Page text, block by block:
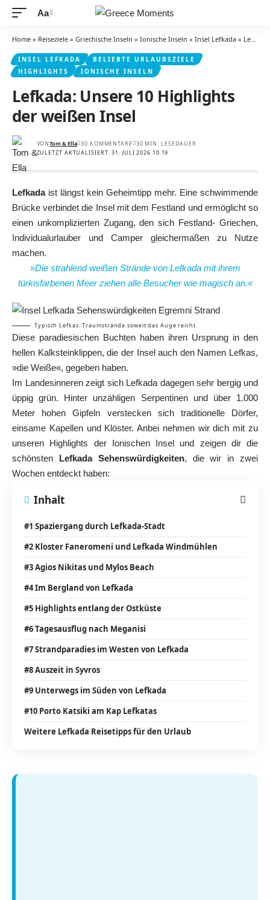
Schriftgrößenanpassung
Aa
Home » Reiseziele » Griechische Inseln » Ionische Inseln » Insel Lefkada » Lefkada: Unsere 10 Highlights der weißen Insel
INSEL LEFKADA
BELIEBTE URLAUBSZIELE
HIGHLIGHTS
IONISCHE INSELN
Lefkada: Unsere 10 Highlights
der weißen Insel
ZULETZT AKTUALISIERT: 31. JULI 2026 10:19
VONTom & Ella 30 KOMMENTARE 30 MIN. LESEDAUER
Lefkadaist längst kein Geheimtipp mehr. Eine schwimmende
Brücke verbindet die Insel mit dem Festland und ermöglicht so
einen unkomplizierten Zugang, den sich Festland- Griechen,
Individualurlauber und Camper gleichermaßen zu Nutze
machen.
»Die strahlend weißen Strände von Lefkada mit ihrem
türkisfarbenen Meer ziehen alle Besucher wie magisch an.«
Typisch Lefkas: Traumstrände soweit das Auge reicht
Diese paradiesischen Buchten haben ihren Ursprung in den
hellen Kalksteinklippen, die der Insel auch den Namen Lefkas,
»die Weiße«, gegeben haben.
Im Landesinneren zeigt sich Lefkada dagegen sehr bergig und
üppig grün. Hinter unzähligen Serpentinen und über 1.000
Meter hohen Gipfeln verstecken sich traditionelle Dörfer,
einsame Kapellen und Klöster. Anbei nehmen wir dich mit zu
unseren Highlights der Ionischen Insel und zeigen dir die
schönsten Lefkada Sehenswürdigkeiten, die wir in zwei
Wochen entdeckt haben:
Inhalt
#1 Spaziergang durch Lefkada-Stadt
#2 Kloster Faneromeni und Lefkada Windmühlen
#3 Agios Nikitas und Mylos Beach
#4 Im Bergland von Lefkada
#5 Highlights entlang der Ostküste
#6 Tagesausflug nach Meganisi
#7 Strandparadies im Westen von Lefkada
#8 Auszeit in Syvros
#9 Unterwegs im Süden von Lefkada
#10 Porto Katsiki am Kap Lefkatas
Weitere Lefkada Reisetipps für den Urlaub